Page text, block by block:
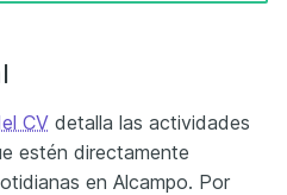
CV detalla las actividades
estén directamente
en Alcampo. Por